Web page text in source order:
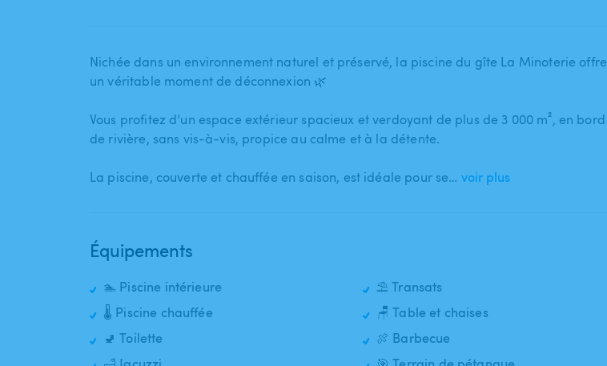
Nichée dans un environnement naturel et préservé​,​ la piscine du gîte La Minoterie offre
un véritable moment de déconnexion 🌿
Vous profitez d’un espace extérieur spacieux et verdoyant de plus de 3 000 m²​,​ en bord
de rivière​,​ sans vis-à-vis​,​ propice au calme et à la détente.
La piscine​,​ couverte et chauffée en saison​,​ est idéale pour se… voir plus
Équipements
🏊 Piscine intérieure
🌡️ Piscine chauffée
🚽 Toilette
⛱️ Transats
🪑 Table et chaises
🍖 Barbecue